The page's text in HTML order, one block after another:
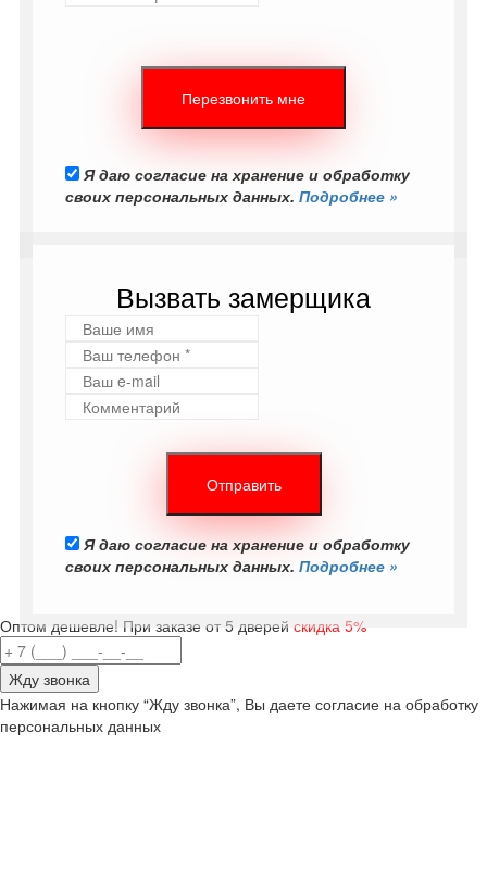
Я даю согласие на хранение и обработку
своих персональных данных. Подробнее »
Вызвать замерщика
Я даю согласие на хранение и обработку
своих персональных данных. Подробнее »
Оптом дешевле! При заказе от 5 дверей скидка 5%
Нажимая на кнопку “Жду звонка”, Вы даете согласие на обработку
персональных данных